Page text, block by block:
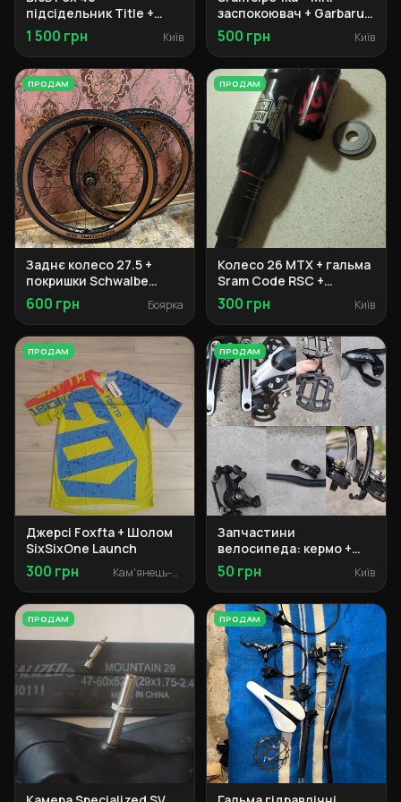
підсідельник Title +
грипси Ergon + ручки
SRAM Maven
1 500 грн Київ
заспокоювач + Garbaruk
касета + Burgtec педалі
500 грн Київ
ПРОДАМ
Заднє колесо 27.5 +
покришки Schwalbe
Smart Sam + обід
Weinmann
600 грн Боярка
ПРОДАМ
Колесо 26 MTX + гальма
Sram Code RSC +
амортизатори Rock
Shox + та ін.
300 грн Київ
ПРОДАМ
Джерсі Foxfta + Шолом
SixSixOne Launch
300 грн Кам'янець-Подільський
ПРОДАМ
Запчастини
велосипеда: кермо +
винос + педалі +
моноблоки + касета +
перемикачі +
перехідник
50 грн Київ
ПРОДАМ ПРОДАМ